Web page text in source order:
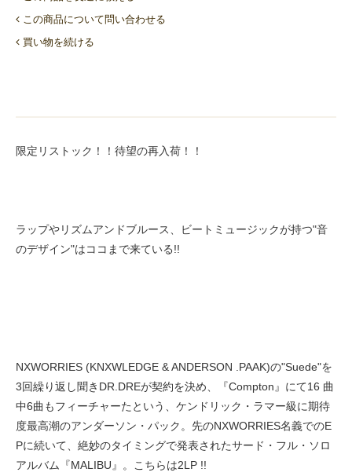
この商品について問い合わせる
買い物を続ける
限定リストック！！待望の再入荷！！
ラップやリズムアンドブルース、ビートミュージックが持つ"音
のデザイン"はココまで来ている!!
NXWORRIES (KNXWLEDGE & ANDERSON .PAAK)の"Suede"を
3回繰り返し聞きDR.DREが契約を決め、『Compton』にて16 曲
中6曲もフィーチャーたという、ケンドリック・ラマー級に期待
度最高潮のアンダーソン・パック。先のNXWORRIES名義でのE
Pに続いて、絶妙のタイミングで発表されたサード・フル・ソロ
アルバム『MALIBU』。こちらは2LP !!